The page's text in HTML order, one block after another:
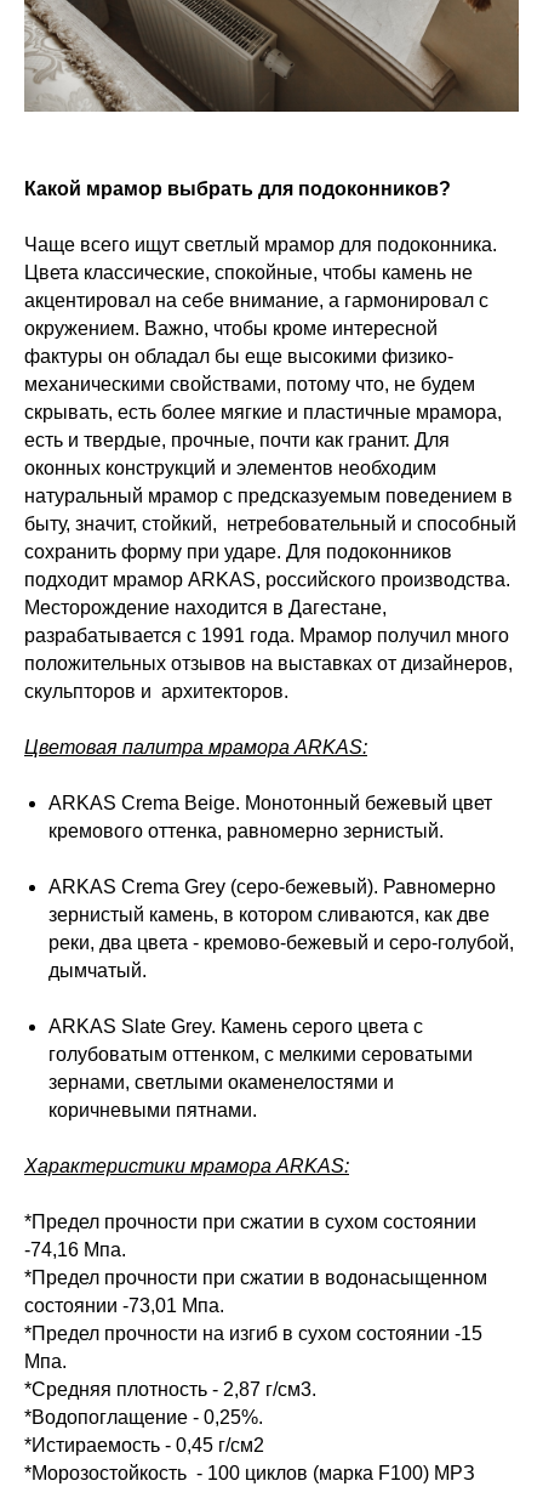
Какой мрамор выбрать для подоконников?
Чаще всего ищут светлый мрамор для подоконника.
Цвета классические, спокойные, чтобы камень не
акцентировал на себе внимание, а гармонировал с
окружением. Важно, чтобы кроме интересной
фактуры он обладал бы еще высокими физико-
механическими свойствами, потому что, не будем
скрывать, есть более мягкие и пластичные мрамора,
есть и твердые, прочные, почти как гранит. Для
оконных конструкций и элементов необходим
натуральный мрамор с предсказуемым поведением в
быту, значит, стойкий, нетребовательный и способный
сохранить форму при ударе. Для подоконников
подходит мрамор ARKAS, российского производства.
Месторождение находится в Дагестане,
разрабатывается с 1991 года. Мрамор получил много
положительных отзывов на выставках от дизайнеров,
скульпторов и архитекторов.
Цветовая палитра мрамора ARKAS:
ARKAS Crema Beige. Монотонный бежевый цвет
кремового оттенка, равномерно зернистый.
ARKAS Crema Grey (серо-бежевый). Равномерно
зернистый камень, в котором сливаются, как две
реки, два цвета - кремово-бежевый и серо-голубой,
дымчатый.
ARKAS Slate Grey. Камень серого цвета с
голубоватым оттенком, с мелкими сероватыми
зернами, светлыми окаменелостями и
коричневыми пятнами.
Характеристики мрамора ARKAS:
*Предел прочности при сжатии в сухом состоянии
-74,16 Мпа.
*Предел прочности при сжатии в водонасыщенном
состоянии -73,01 Мпа.
*Предел прочности на изгиб в сухом состоянии -15
Мпа.
*Средняя плотность - 2,87 г/см3.
*Водопоглащение - 0,25%.
*Истираемость - 0,45 г/см2
*Морозостойкость - 100 циклов (марка F100) МРЗ